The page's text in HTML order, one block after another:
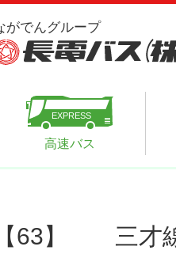
高速バス
【63】 三才